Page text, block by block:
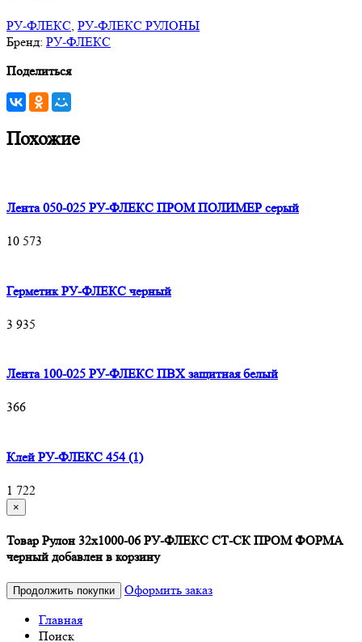
РУ-ФЛЕКС, РУ-ФЛЕКС РУЛОНЫ
Бренд: РУ-ФЛЕКС
Поделиться
Похожие
Лента 050-025 РУ-ФЛЕКС ПРОМ ПОЛИМЕР серый
10 573
Герметик РУ-ФЛЕКС черный
3 935
Лента 100-025 РУ-ФЛЕКС ПВХ защитная белый
366
Клей РУ-ФЛЕКС 454 (1)
1 722
×
Товар Рулон 32х1000-06 РУ-ФЛЕКС СТ-СК ПРОМ ФОРМА
черный добавлен в корзину
Продолжить покупки
Оформить заказ
Главная
Поиск